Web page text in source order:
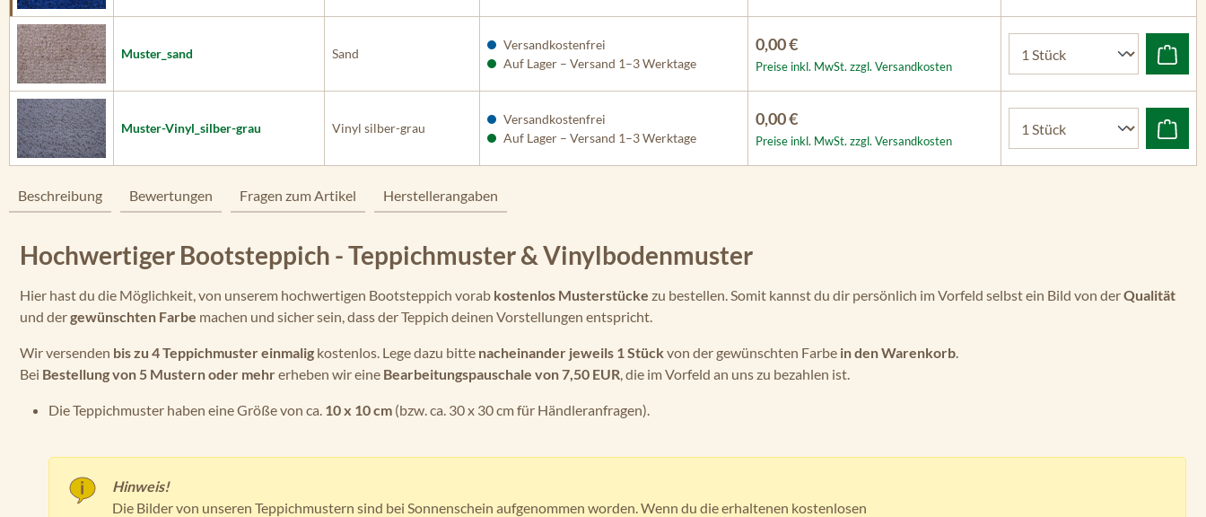
Muster_sand Sand
Versandkostenfrei
Auf Lager – Versand 1–3 Werktage
0,00 €
Preise inkl. MwSt. zzgl. Versandkosten
Muster-Vinyl_silber-grau Vinyl silber-grau
Versandkostenfrei
Auf Lager – Versand 1–3 Werktage
0,00 €
Preise inkl. MwSt. zzgl. Versandkosten
Beschreibung Bewertungen Fragen zum Artikel Herstellerangaben
Hochwertiger Bootsteppich - Teppichmuster & Vinylbodenmuster
Hier hast du die Möglichkeit, von unserem hochwertigen Bootsteppich vorab kostenlos Musterstücke zu bestellen. Somit kannst du dir persönlich im Vorfeld selbst ein Bild von derQualität
und dergewünschten Farbe machen und sicher sein, dass der Teppich deinen Vorstellungen entspricht.
Wir versenden bis zu 4 Teppichmuster einmalig kostenlos. Lege dazu bitte nacheinander jeweils 1 Stückvon der gewünschten Farbe in den Warenkorb.
Bei Bestellung von 5 Mustern oder mehrerheben wir eine Bearbeitungspauschale von 7,50 EUR, die im Vorfeld an uns zu bezahlen ist.
Die Teppichmuster haben eine Größe von ca. 10 x 10 cm (bzw. ca. 30 x 30 cm für Händleranfragen).
Hinweis!
Die Bilder von unseren Teppichmustern sind bei Sonnenschein aufgenommen worden. Wenn du die erhaltenen kostenlosen